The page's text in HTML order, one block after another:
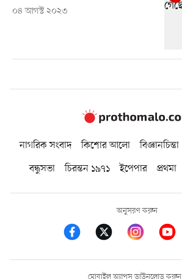
০৪ আগস্ট ২০২৩
নাগরিক সংবাদ কিশোর আলো বিজ্ঞানচিন্তা
বন্ধুসভা
চিরন্তন ১৯৭১ ইপেপার প্রথমা
অনুসরণ করুন
মোবাইল অ্যাপস ডাউনলোড করুন